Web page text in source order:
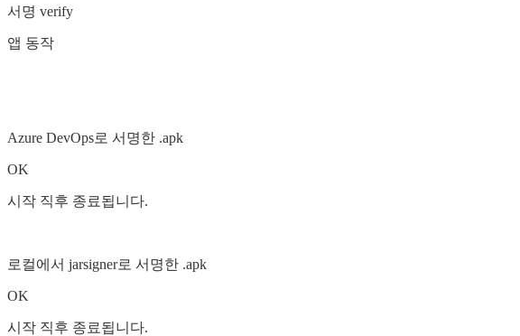
서명 verify
앱 동작
Azure DevOps로 서명한 .apk
OK
시작 직후 종료됩니다.
로컬에서 jarsigner로 서명한 .apk
OK
시작 직후 종료됩니다.